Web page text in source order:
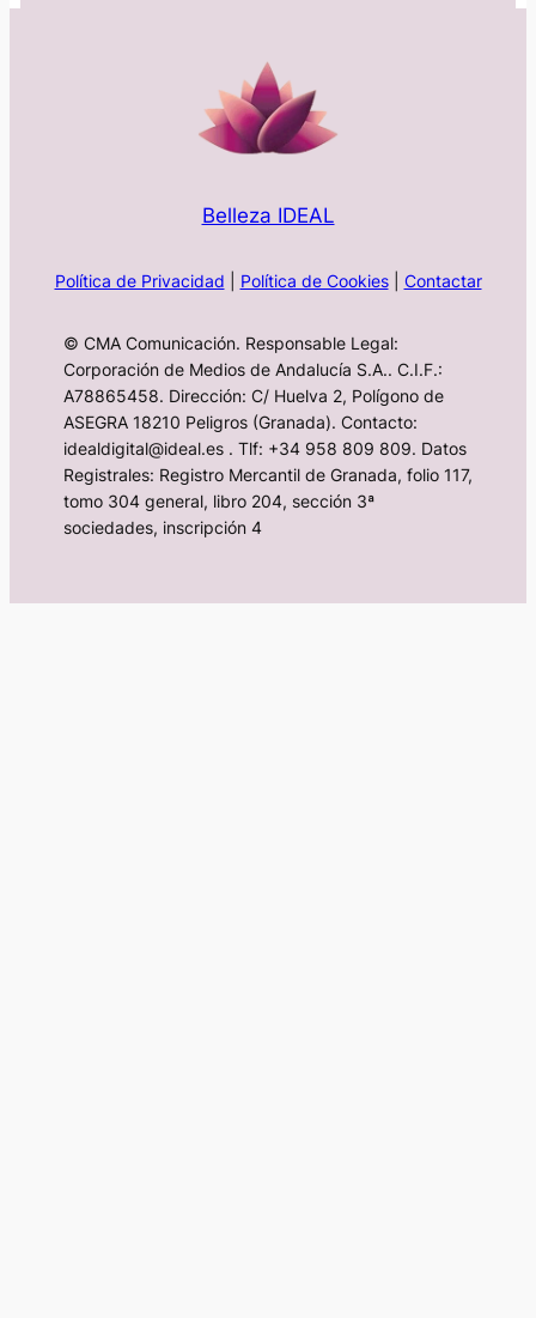
Belleza IDEAL
Política de Privacidad Política de Cookies| Contactar
© CMA Comunicación. Responsable Legal:
Corporación de Medios de Andalucía S.A.. C.I.F.:
A78865458. Dirección: C/ Huelva 2, Polígono de
ASEGRA 18210 Peligros (Granada). Contacto:
idealdigital@ideal.es . Tlf: +34 958 809 809. Datos
Registrales: Registro Mercantil de Granada, folio 117,
tomo 304 general, libro 204, sección 3ª
sociedades, inscripción 4